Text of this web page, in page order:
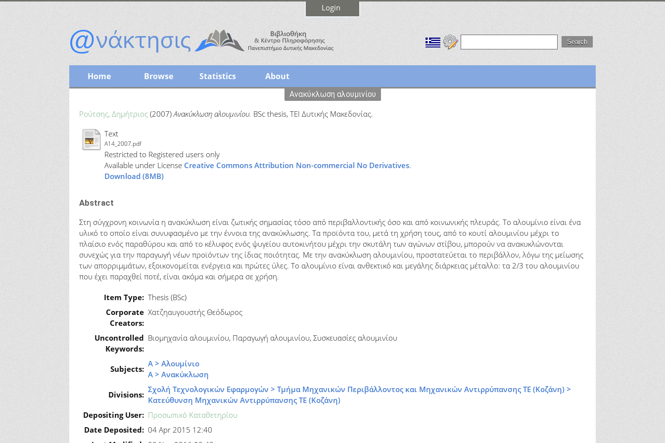
Login
Home Browse Statistics About
Ανακύκλωση αλουμινίου
Ρούτσης, Δημήτριος (2007)Ανακύκλωση αλουμινίου. BSc thesis, ΤΕΙ Δυτικής Μακεδονίας.
Text
A14_2007.pdf
Restricted to Registered users only
Available under License Creative Commons Attribution Non-commercial No Derivatives.
Download (8MB)
Abstract
Στη σύγχρονη κοινωνία η ανακύκλωση είναι ζωτικής σημασίας τόσο από περιβαλλοντικής όσο και από κοινωνικής πλευράς. Το αλουμίνιο είναι ένα
υλικό το οποίο είναι συνυφασμένο με την έννοια της ανακύκλωσης. Τα προϊόντα του, μετά τη χρήση τους, από το κουτί αλουμινίου μέχρι το
πλαίσιο ενός παραθύρου και από το κέλυφος ενός ψυγείου αυτοκινήτου μέχρι την σκυτάλη των αγώνων στίβου, μπορούν να ανακυκλώνονται
συνεχώς για την παραγωγή νέων προϊόντων της ίδιας ποιότητας. Με την ανακύκλωση αλουμινίου, προστατεύεται το περιβάλλον, λόγω της μείωσης
των απορριμμάτων, εξοικονομείται ενέργεια και πρώτες ύλες. Το αλουμίνιο είναι ανθεκτικό και μεγάλης διάρκειας μέταλλο: τα 2/3 του αλουμινίου
που έχει παραχθεί ποτέ, είναι ακόμα και σήμερα σε χρήση.
Item Type: Thesis (BSc)
Corporate
Creators:
Χατζηαυγουστής Θεόδωρος
Uncontrolled
Keywords:
Βιομηχανία αλουμινίου, Παραγωγή αλουμινίου, Συσκευασίες αλουμινίου
Subjects:
Α > Αλουμίνιο
Α > Ανακύκλωση
Divisions:
Σχολή Τεχνολογικών Εφαρμογών > Τμήμα Μηχανικών Περιβάλλοντος και Μηχανικών Αντιρρύπανσης ΤΕ (Κοζάνη) >
Κατεύθυνση Μηχανικών Αντιρρύπανσης ΤΕ (Κοζάνη)
Depositing User: Προσωπικό Καταθετηρίου
Date Deposited: 04 Apr 2015 12:40